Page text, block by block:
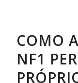
COMO
NF1